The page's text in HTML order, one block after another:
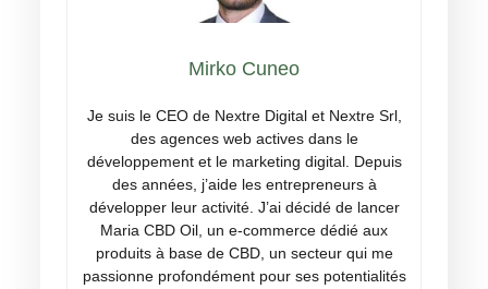
Mirko Cuneo
Je suis le CEO de Nextre Digital et Nextre Srl,
des agences web actives dans le
développement et le marketing digital. Depuis
des années, j’aide les entrepreneurs à
développer leur activité. J’ai décidé de lancer
Maria CBD Oil, un e-commerce dédié aux
produits à base de CBD, un secteur qui me
passionne profondément pour ses potentialités